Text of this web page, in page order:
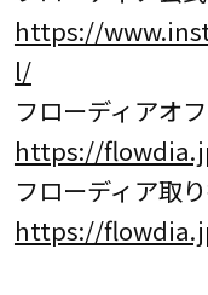
https://
l/
フローディアオ
https://
フローディア取
https://